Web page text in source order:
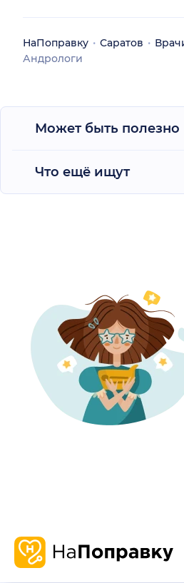
НаПоправку Саратов
Андрологи
Может быть полезно
Что ещё ищут